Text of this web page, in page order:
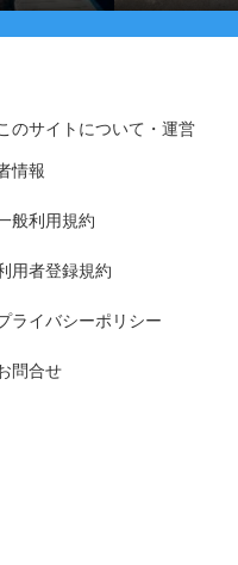
のサイトについて・運営
情報
般利用規約
用者登録規約
ライバシーポリシー
問合せ